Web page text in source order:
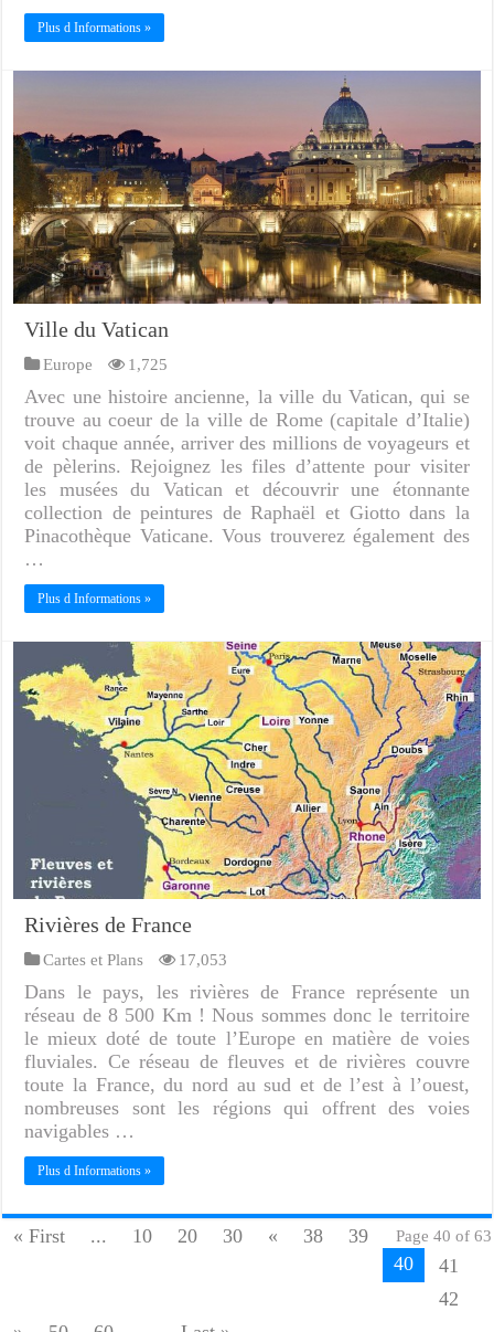
Plus d Informations »
Ville du Vatican
Europe 1,725
Avec une histoire ancienne, la ville du Vatican, qui se
trouve au coeur de la ville de Rome (capitale d’Italie)
voit chaque année, arriver des millions de voyageurs et
de pèlerins. Rejoignez les files d’attente pour visiter
les musées du Vatican et découvrir une étonnante
collection de peintures de Raphaël et Giotto dans la
Pinacothèque Vaticane. Vous trouverez également des
…
Plus d Informations »
Rivières de France
Cartes et Plans 17,053
Dans le pays, les rivières de France représente un
réseau de 8 500 Km ! Nous sommes donc le territoire
le mieux doté de toute l’Europe en matière de voies
fluviales. Ce réseau de fleuves et de rivières couvre
toute la France, du nord au sud et de l’est à l’ouest,
nombreuses sont les régions qui offrent des voies
navigables …
Plus d Informations »
Page 40 of 63
« First ... 10 20 30 « 38
39
40
41
42